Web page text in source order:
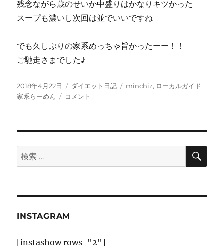
残念ながら歳のせいか中盛りはかなりキツかった
スープも濃いし次回は並でいいですね
でも久しぶりの家系めっちゃ旨かったーー！！
ご馳走さまでした♪
投
稿
2018年4月22日
カ
テ
ダイエット日記
タ
minchiz, ローカルガイド,
家系らーめん
休
ー
デ
系
め
コメント
検
索:
検
INSTAGRAM
[instashow rows="2"]